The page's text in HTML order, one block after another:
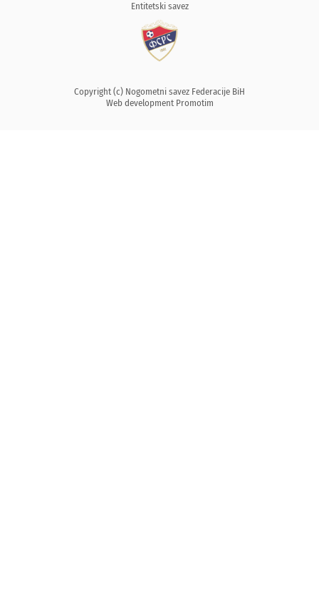
Entitetski savez
Copyright (c) Nogometni savez Federacije BiH
Web development Promotim